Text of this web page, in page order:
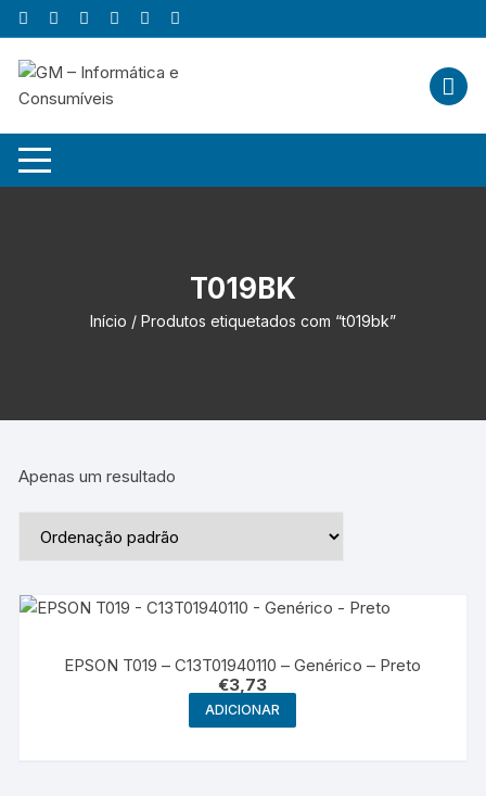
Skip
to
content
T019BK
Início / Produtos etiquetados com “t019bk”
Apenas um resultado
EPSON T019 – C13T01940110 – Genérico – Preto
€3,73
ADICIONAR